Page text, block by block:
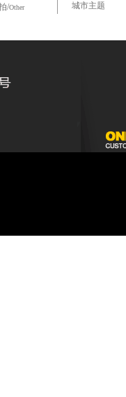
/Other
城市主题